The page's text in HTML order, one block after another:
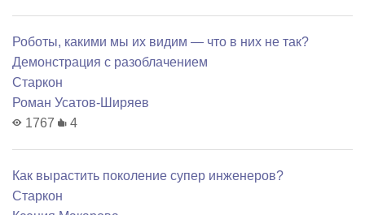
Роботы, какими мы их видим — что в них не так?
Демонстрация с разоблачением
Старкон
Роман Усатов-Ширяев
1767
4
Как вырастить поколение супер инженеров?
Старкон